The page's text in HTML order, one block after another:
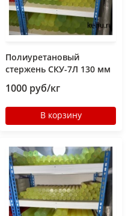
Полиуретановый
стержень СКУ-7Л 130 мм
1000 руб/кг
В корзину